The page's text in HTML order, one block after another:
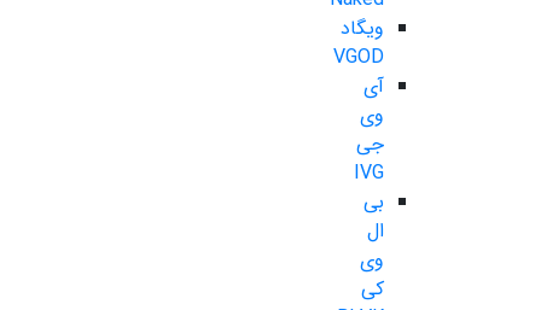
ویگاد
VGOD
آی
وی
جی
IVG
بی
ال
وی
کی